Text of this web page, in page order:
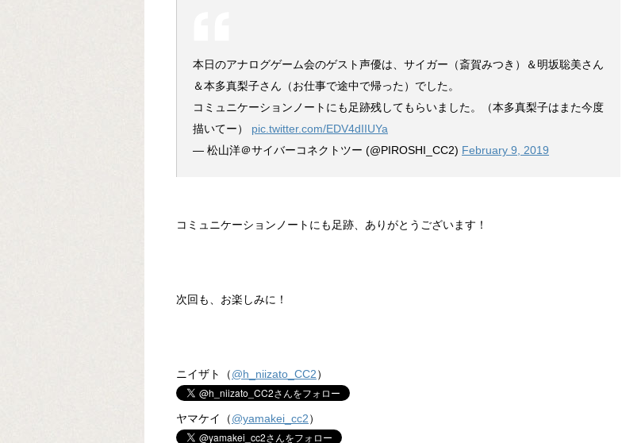
本日のアナログゲーム会のゲスト声優は、サイガー（斎賀みつき）＆明坂聡美さん
＆本多真梨子さん（お仕事で途中で帰った）でした。
コミュニケーションノートにも足跡残してもらいました。（本多真梨子はまた今度
描いてー） pic.twitter.com/EDV4dIIUYa
— 松山洋＠サイバーコネクトツー (@PIROSHI_CC2) February 9, 2019
コミュニケーションノートにも足跡、ありがとうございます！
次回も、お楽しみに！
ニイザト（@h_niizato_CC2）
ヤマケイ（@yamakei_cc2）